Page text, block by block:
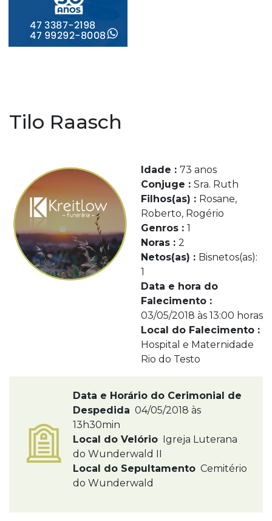
Tilo Raasch
Idade : 73 anos
Conjuge : Sra. Ruth
Filhos(as) : Rosane,
Roberto, Rogério
Genros : 1
Noras : 2
Netos(as) : Bisnetos(as):
1
Data e hora do
Falecimento :
03/05/2018 às 13:00 horas
Local do Falecimento :
Hospital e Maternidade
Rio do Testo
Data e Horário do Cerimonial de
Despedida 04/05/2018 às
13h30min
Local do Velório Igreja Luterana
do Wunderwald II
Local do Sepultamento Cemitério
do Wunderwald